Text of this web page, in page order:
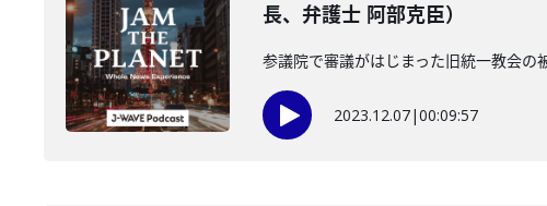
長、弁護士 阿部克臣）
参議院で審議がはじまった旧統一教会の
2023.12.07|00:09:57